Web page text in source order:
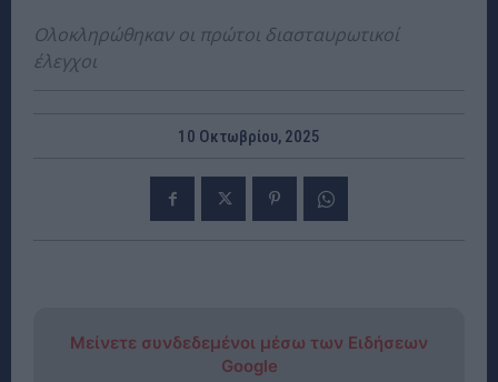
Ολοκληρώθηκαν οι πρώτοι διασταυρωτικοί
έλεγχοι
10 Οκτωβρίου, 2025
Μείνετε συνδεδεμένοι μέσω των Ειδήσεων
Google